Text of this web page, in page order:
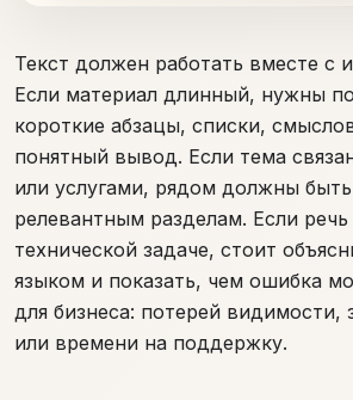
Текст должен работать вместе с
Если материал длинный, нужны
короткие абзацы, списки,
понятный вывод. Если тема
или услугами, рядом должны
релевантным разделам. Если
технической задаче, стоит
языком и показать, чем ошибка
для бизнеса: потерей видимости,
или времени на поддержку.